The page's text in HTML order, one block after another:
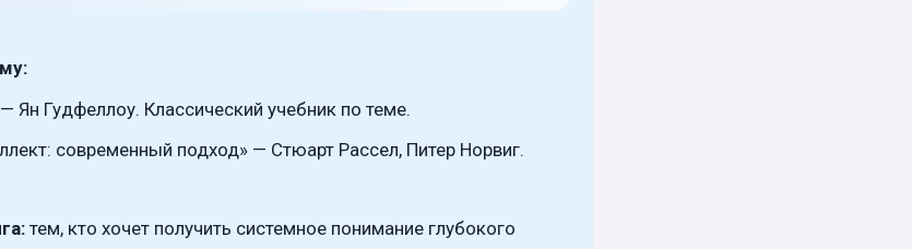
Ян Гудфеллоу. Классический учебник по теме.
современный подход» — Стюарт Рассел, Питер Норвиг.
тем, кто хочет получить системное понимание глубокого